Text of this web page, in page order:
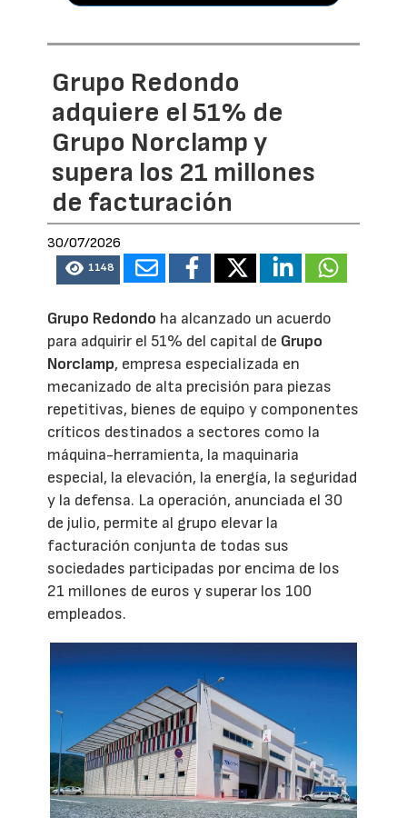
Grupo Redondo
adquiere el 51% de
Grupo Norclamp y
supera los 21 millones
de facturación
30/07/2026
1148
Grupo Redondo ha alcanzado un acuerdo
para adquirir el 51% del capital de Grupo
Norclamp, empresa especializada en
mecanizado de alta precisión para piezas
repetitivas, bienes de equipo y componentes
críticos destinados a sectores como la
máquina-herramienta, la maquinaria
especial, la elevación, la energía, la seguridad
y la defensa. La operación, anunciada el 30
de julio, permite al grupo elevar la
facturación conjunta de todas sus
sociedades participadas por encima de los
21 millones de euros y superar los 100
empleados.